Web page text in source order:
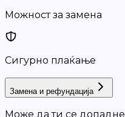
Можност за замена
Сигурно плаќање
Замена и рефундација
Може да ти се допадне